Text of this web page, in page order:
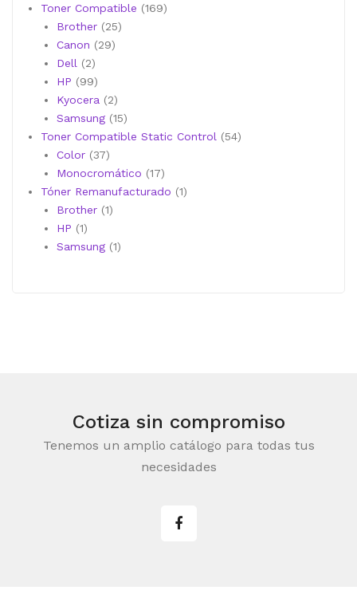
productos
Toner Compatible 169169
Brother 2525
Canon 2929
Dell 22
productos
HP 9999
productos
Kyocera 22
productos
Samsung 1515
productos
Toner Compatible Static Control 5454
Color 3737
productos
Monocromático 1717
productos
Tóner Remanufacturado 11
Brother 11
HP 11
producto
Samsung 11
Cotiza sin compromiso
Tenemos un amplio catálogo para todas tus
necesidades